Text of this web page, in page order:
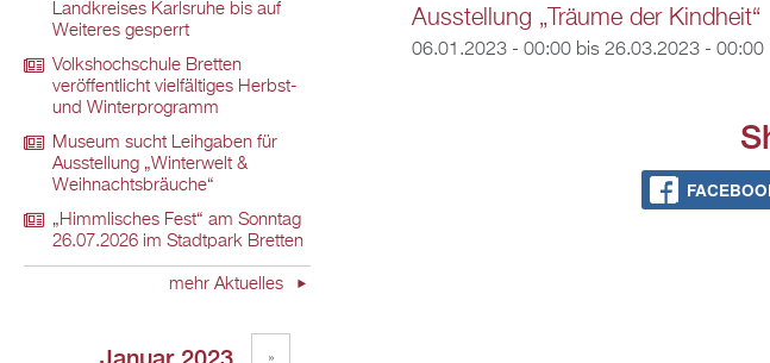
Ausstellung „Träume der Kindheit“
06.01.2023 - 00:00bis 26.03.2023 - 00:00
Landkreises Karlsruhe bis auf
Weiteres gesperrt
Volkshochschule Bretten
veröffentlicht vielfältiges Herbst-
und Winterprogramm
Museum sucht Leihgaben für
Ausstellung „Winterwelt &
Weihnachtsbräuche“
„Himmlisches Fest“ am Sonntag
26.07.2026 im Stadtpark Bretten
mehr Aktuelles
»